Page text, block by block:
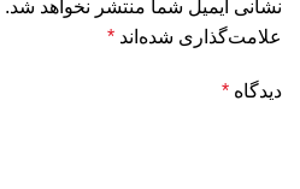
نشانی ایمیل شما منتشر نخواهد شد.
علامت‌گذاری شده‌اند *
دیدگاه *